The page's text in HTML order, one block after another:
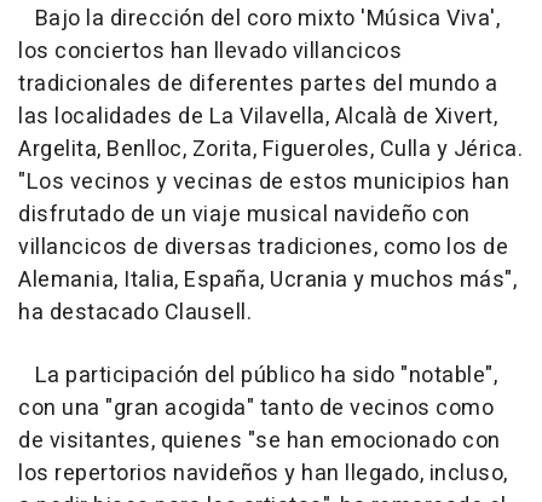
Bajo la dirección del coro mixto 'Música Viva',
los conciertos han llevado villancicos
tradicionales de diferentes partes del mundo a
las localidades de La Vilavella, Alcalà de Xivert,
Argelita, Benlloc, Zorita, Figueroles, Culla y Jérica.
"Los vecinos y vecinas de estos municipios han
disfrutado de un viaje musical navideño con
villancicos de diversas tradiciones, como los de
Alemania, Italia, España, Ucrania y muchos más",
ha destacado Clausell.
La participación del público ha sido "notable",
con una "gran acogida" tanto de vecinos como
de visitantes, quienes "se han emocionado con
los repertorios navideños y han llegado, incluso,